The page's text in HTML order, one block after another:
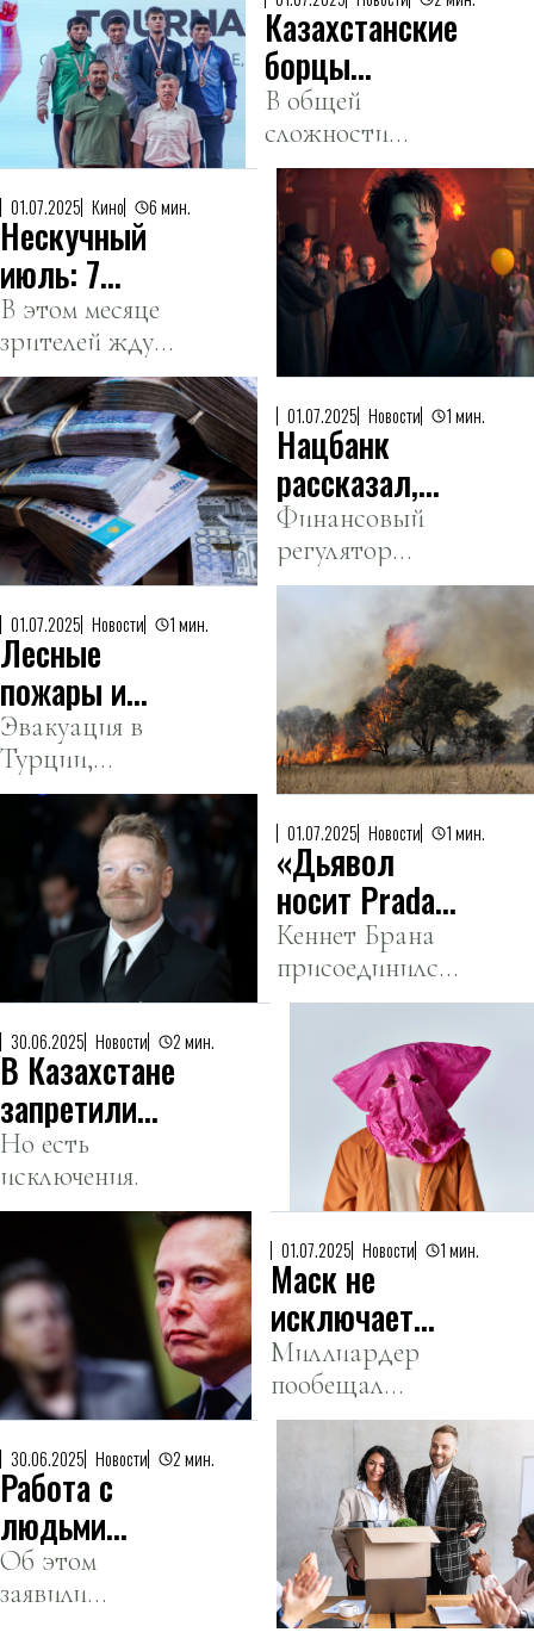
Казахстанские
борцы
завоевали 13
золотых
медалей на
ЧА-2025
В общей
сложности
спортсмены
завоевали 38
медалей.
01.07.2025 Кино 6 мин.
Нескучный
июль: 7
сериалов,
которые
нельзя
пропустить
В этом месяце
зрителей ждут
возвращение
«Декстера»,
«Песочного
человека»,
«Храбрых
девочек» и 17-й
сезон «В
всегда
солнечно».
01.07.2025 Новости 1 мин.
Нацбанк
рассказал,
что ждать от
тенге в июле
Финансовый
регулятор
раскрыл
операций,
повлиявших на
курс валюты.
01.07.2025 Новости 1 мин.
Лесные
пожары и
жара
обрушились
на Европу
Эвакуация в
Турции,
закрытие АЭС
во Франции,
температурные
рекорды в
Испании.
01.07.2025 Новости 1 мин.
«Дьявол
носит Prada
2»: появился
первый тизер
и объявлен
старт съемок
Кеннет Брана
присоединился
к актерскому
культового
фильма.
30.06.2025 Новости 2 мин.
В Казахстане
запретили
скрывать
лицо в
общественных
местах
Но есть
исключения.
01.07.2025 Новости 1 мин.
Маск не
исключает
возможность
создания
новой партии
в США
Миллиардер
пообещал
создать
«Американскую
партию», если
будет принят
законопроект о
расходах.
30.06.2025 Новости 2 мин.
Работа с
людьми
повышает
риск диабета
Об этом
заявили